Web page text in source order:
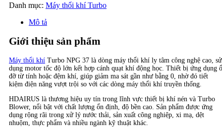
Danh mục: Máy thổi khí Turbo
Mô tả
Giới thiệu sản phẩm
Máy thổi khí Turbo NPG 37 là dòng máy thổi khí ly tâm công nghệ cao, sử
dụng motor tốc độ lớn kết hợp cánh quạt khí động học. Thiết bị ứng dụng ổ
đỡ từ tính hoặc đệm khí, giúp giảm ma sát gần như bằng 0, nhờ đó tiết
kiệm điện năng vượt trội so với các dòng máy thổi khí truyền thống.
HDAIRUS là thương hiệu uy tín trong lĩnh vực thiết bị khí nén và Turbo
Blower, nổi bật với chất lượng ổn định, độ bền cao. Sản phẩm được ứng
dụng rộng rãi trong xử lý nước thải, sản xuất công nghiệp, xi mạ, dệt
nhuộm, thực phẩm và nhiều ngành kỹ thuật khác.